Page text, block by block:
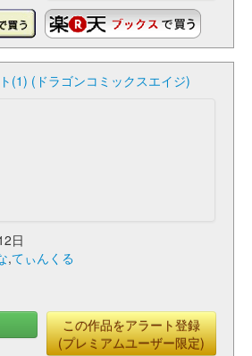
(1) (ドラゴンコミックスエイジ)
日
,てぃんくる
この作品をアラート登録
(プレミアムユーザー限定)